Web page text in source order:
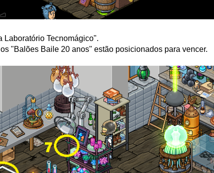
Laboratório Tecnomágico".
"Balões Baile 20 anos" estão posicionados para vencer.